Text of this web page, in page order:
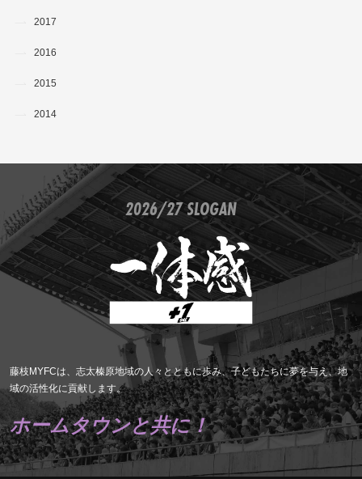
2017
2016
2015
2014
2026/27 SLOGAN
藤枝MYFCは、志太榛原地域の人々とともに歩み、子どもたちに夢を与え、地
域の活性化に貢献します。
ホームタウンと共に！